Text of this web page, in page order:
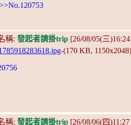
>>No.120753
稱: 發起者請掛trip [26/08/05(三
-(170 KB,
稱: 發起者請掛trip [26/08/06(四